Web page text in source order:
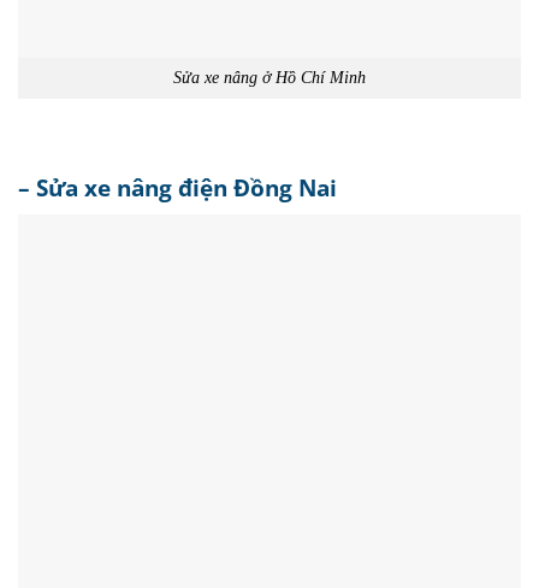
Sửa xe nâng ở Hồ Chí Minh
– Sửa xe nâng điện Đồng Nai